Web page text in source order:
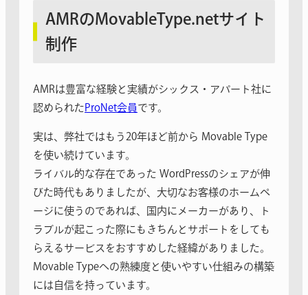
AMRのMovableType.netサイト
制作
AMRは豊富な経験と実績がシックス・アパート社に
認められたProNet会員 です。
実は、弊社ではもう20年ほど前から Movable Type
を使い続けています。
ライバル的な存在であった WordPressのシェアが伸
びた時代もありましたが、大切なお客様のホームペ
ージに使うのであれば、国内にメーカーがあり、ト
ラブルが起こった際にもきちんとサポートをしても
らえるサービスをおすすめした経緯がありました。
Movable Typeへの熟練度と使いやすい仕組みの構築
には自信を持っています。